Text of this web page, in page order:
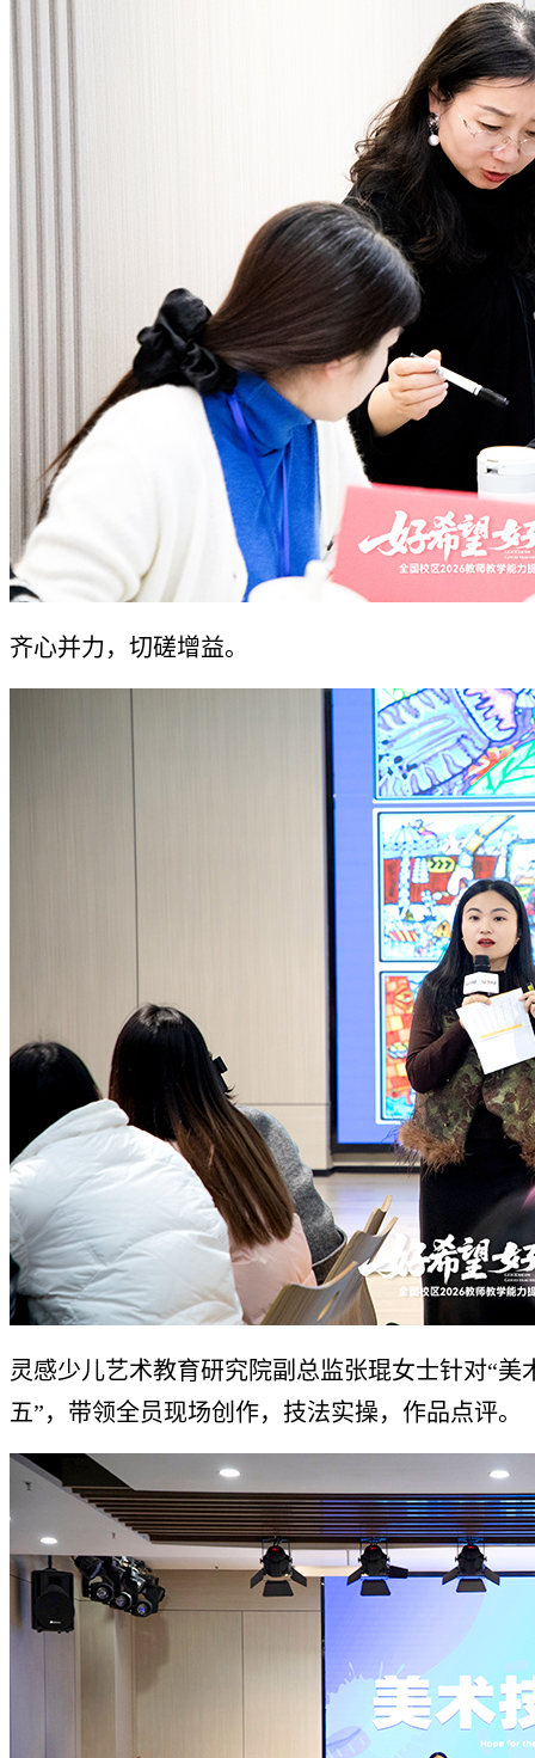
齐心并力，切磋增益。
灵感少儿艺术教育研究院副总监张琨女士针对“美
五”，带领全员现场创作，技法实操，作品点评。